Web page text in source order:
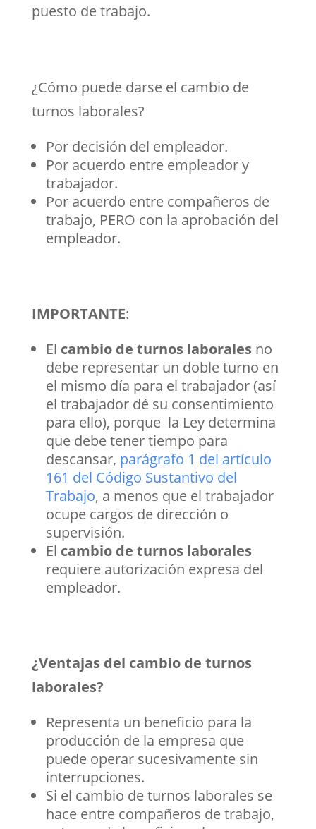
puesto de trabajo.
¿Cómo puede darse el cambio de
turnos laborales?
Por decisión del empleador.
Por acuerdo entre empleador y
trabajador.
Por acuerdo entre compañeros de
trabajo, PERO con la aprobación del
empleador.
IMPORTANTE:
El cambio de turnos laboralesno
debe representar un doble turno en
el mismo día para el trabajador (así
el trabajador dé su consentimiento
para ello), porque la Ley determina
que debe tener tiempo para
descansar, parágrafo 1 del artículo
161 del Código Sustantivo del
Trabajo, a menos que el trabajador
ocupe cargos de dirección o
supervisión.
El cambio de turnos laborales
requiere autorización expresa del
empleador.
¿Ventajas del cambio de turnos
laborales?
Representa un beneficio para la
producción de la empresa que
puede operar sucesivamente sin
interrupciones.
Si el cambio de turnos laborales se
hace entre compañeros de trabajo,